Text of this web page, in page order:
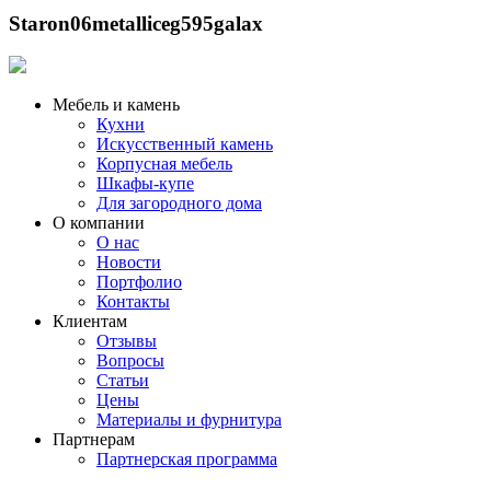
Staron06metalliceg595galax
Мебель и камень
Кухни
Искусственный камень
Корпусная мебель
Шкафы-купе
Для загородного дома
О компании
О нас
Новости
Портфолио
Контакты
Клиентам
Отзывы
Вопросы
Статьи
Цены
Материалы и фурнитура
Партнерам
Партнерская программа